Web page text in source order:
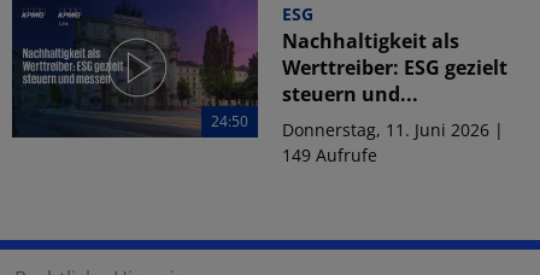
24:50
ESG
Nachhaltigkeit als
Werttreiber: ESG gezielt
steuern und...
Donnerstag, 11. Juni 2026 |
149 Aufrufe